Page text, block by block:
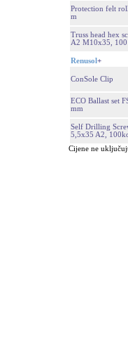
Protection felt
m
Truss head hex
A2 M10x35,
Renusol+
ConSole Clip
ECO Ballast set
mm
Self Drilling
5,5x35 A2,
Cijene ne